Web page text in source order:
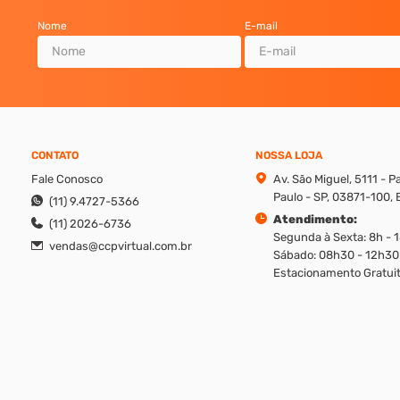
Nome E-mail
CONTATO
Fale Conosco
(11) 9.4727-5366
(11) 2026-6736
vendas@ccpvirtual.com.br
NOSSA LOJA
Av. São Miguel, 5111 -
Paulo - SP, 03871-100,
Atendimento:
Segunda à Sexta: 8h -
Sábado: 08h30 - 12h30
Estacionamento